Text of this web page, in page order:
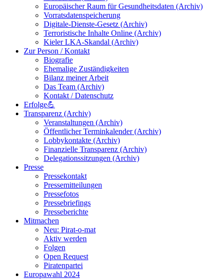
Europäischer Raum für Gesundheitsdaten (Archiv)
Vorratsdatenspeicherung
Digitale-Dienste-Gesetz (Archiv)
Terroristische Inhalte Online (Archiv)
Kieler LKA-Skandal (Archiv)
Zur Person / Kontakt
Biografie
Ehemalige Zuständigkeiten
Bilanz meiner Arbeit
Das Team (Archiv)
Kontakt / Datenschutz
Erfolge💪
Transparenz (Archiv)
Veranstaltungen (Archiv)
Öffentlicher Terminkalender (Archiv)
Lobbykontakte (Archiv)
Finanzielle Transparenz (Archiv)
Delegationssitzungen (Archiv)
Presse
Pressekontakt
Pressemitteilungen
Pressefotos
Pressebriefings
Presseberichte
Mitmachen
Neu: Pirat-o-mat
Aktiv werden
Folgen
Open Request
Piratenpartei
Europawahl 2024